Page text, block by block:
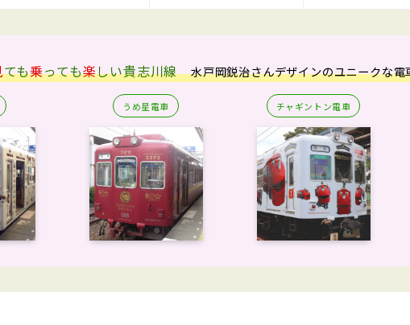
ても乗っても楽しい貴志川線 水戸岡鋭治さんデザインのユニークな
うめ星電車 チャギントン電車